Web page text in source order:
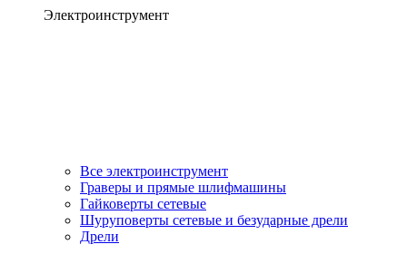
Электроинструмент
Все электроинструмент
Граверы и прямые шлифмашины
Гайковерты сетевые
Шуруповерты сетевые и безударные дрели
Дрели